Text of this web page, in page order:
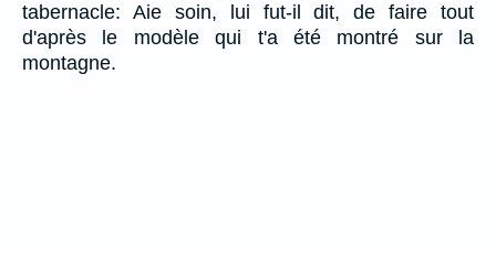
tabernacle: Aie soin, lui fut-il dit, de faire tout
d'après le modèle qui t'a été montré sur la
montagne.